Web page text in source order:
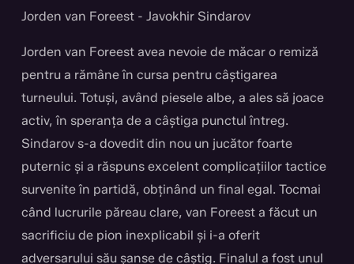
Jorden van Foreest - Javokhir Sindarov
Jorden van Foreest avea nevoie de măcar o remiză
pentru a rămâne în cursa pentru câștigarea
turneului. Totuși, având piesele albe, a ales să joace
activ, în speranța de a câștiga punctul întreg.
Sindarov s-a dovedit din nou un jucător foarte
puternic și a răspuns excelent complicațiilor tactice
survenite în partidă, obținând un final egal. Tocmai
când lucrurile păreau clare, van Foreest a făcut un
sacrificiu de pion inexplicabil și i-a oferit
adversarului său șanse de câștig. Finalul a fost unul